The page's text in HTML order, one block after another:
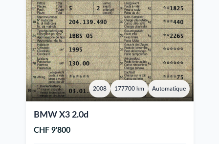
2008 177700 km Automatique
BMW X3 2.0d
CHF 9'800